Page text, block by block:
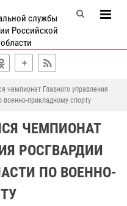
службы
Российской
чемпионат Главного управления
военно-прикладному спорту
ЧЕМПИОНАТ
РОСГВАРДИИ
ПО ВОЕННО-